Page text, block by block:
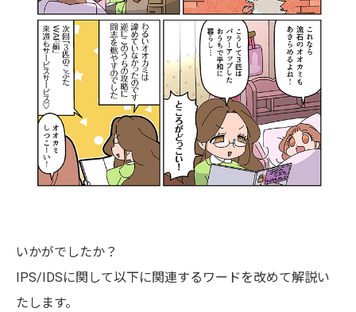
いかがでしたか？
IPS/IDSに関して以下に関連するワードを改めて解説い
たします。